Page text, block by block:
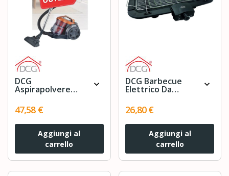
DCG
Aspirapolvere
Senzasacco
BS5015
expand_more
47,58 €
Aggiungi al
carrello
DCG Barbecue
Elettrico Da expand_more
26,80 €
Aggiungi al
carrello